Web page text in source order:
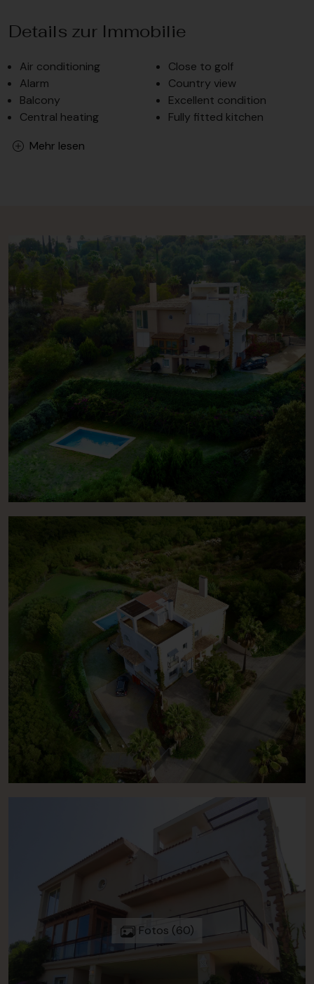
Details zur Immobilie
Air conditioning
Alarm
Balcony
Central heating
Close to golf
Country view
Excellent condition
Fully fitted kitchen
Mehr lesen
Fotos (60)